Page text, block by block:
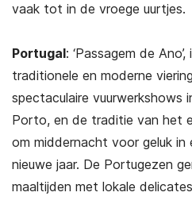
vaak tot in de vroege uurtjes.
Portugal: ‘Passagem de
traditionele en moderne
spectaculaire vuurwerkshows
Porto, en de traditie van het
om middernacht voor geluk in
nieuwe jaar. De Portugezen
maaltijden met lokale